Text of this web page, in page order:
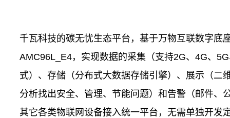
千瓦科技的碳无忧生态平台，基于万物互联数字底
AMC96L_E4，实现数据的采集（支持2G、4G、
式）、存储（分布式大数据存储引擎）、展示（二
分析找出安全、管理、节能问题）和告警（邮件、
其它各类物联网设备接入统一平台，无需单独开发